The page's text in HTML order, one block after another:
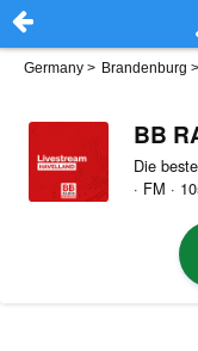
Germany > Brandenburg >
BB
Die
· FM ·